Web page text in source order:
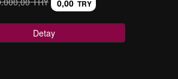
0,00 TRY
Detay